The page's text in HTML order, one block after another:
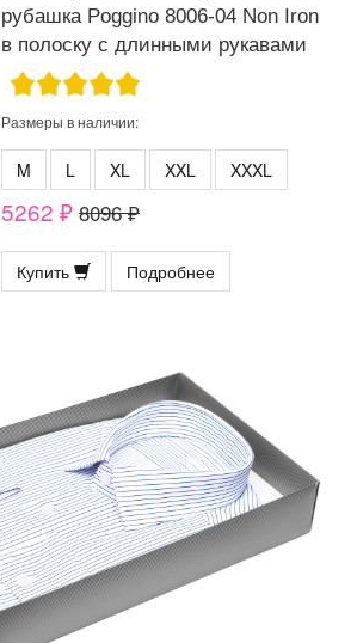
рубашка Poggino 8006-04 Non Iron
в полоску с длинными рукавами
Размеры в наличии:
M L XL XXL XXXL
5262 ₽ 8096 ₽
Купить Подробнее